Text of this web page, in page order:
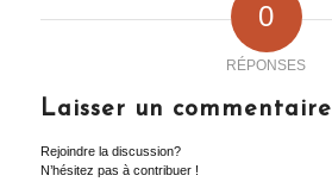
0
RÉPONSES
Laisser un commentaire
Rejoindre la discussion?
N’hésitez pas à contribuer !